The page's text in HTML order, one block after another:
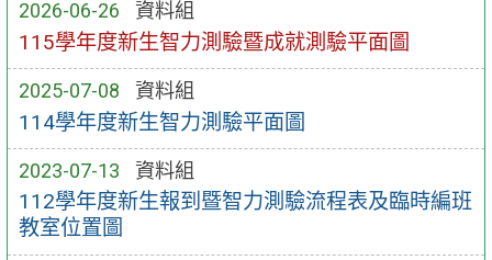
2026-06-26 資料組
115學年度新生智力測驗暨成就測驗平面圖
2025-07-08 資料組
114學年度新生智力測驗平面圖
2023-07-13 資料組
112學年度新生報到暨智力測驗流程表及臨時編班
教室位置圖